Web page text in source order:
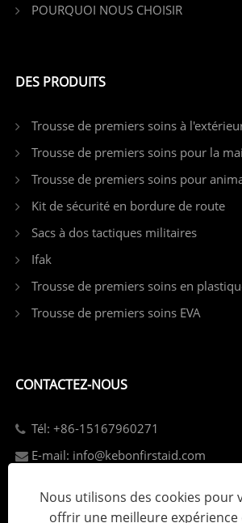
POURQUOI NOUS CHOISIR
DES PRODUITS
Trousse de premiers soins à
Trousse de premiers soins pour la
Trousse de premiers soins pour
Kit de sécurité en bordure de route
Sacs à dos tactiques militaires
Ifak
Trousse de premiers soins en
Trousse de premiers soins EVA
CONTACTEZ-NOUS
Tél: +86-15167960271
E-mail: info@kebonfirstaid.com
Add: Parc industriel de Jiangdong,
Chine.
Nous utilisons des cookies pour
offrir une meilleure expérience